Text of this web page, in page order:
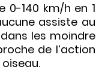
140 km/h en 1
assiste au
les moindre
de l’action